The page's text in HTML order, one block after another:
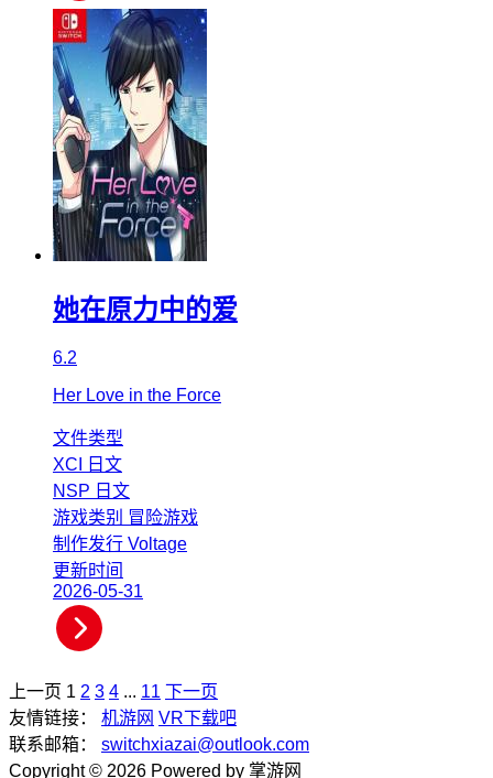
她在原力中的爱
6.2
Her Love in the Force
文件类型
XCI
日文
NSP 日文
游戏类别 冒险游戏
制作发行 Voltage
更新时间
2026-05-31
上一页 1 2 3 4 ... 11 下一页
友情链接：
机游网 VR下载吧
联系邮箱：
switchxiazai@outlook.com
Copyright © 2026 Powered by 掌游网